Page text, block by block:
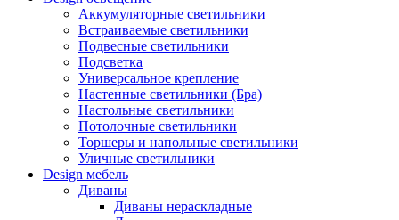
Аккумуляторные светильники
Встраиваемые светильники
Подвесные светильники
Подсветка
Универсальное крепление
Настенные светильники (Бра)
Настольные светильники
Потолочные светильники
Торшеры и напольные светильники
Уличные светильники
Design мебель
Диваны
Диваны нераскладные